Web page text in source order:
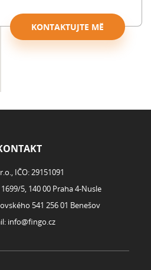
KONTAKTUJTE MĚ
IČO: 29151091
5, 140 00 Praha 4-Nusle
541 256 01 Benešov
info@fingo.cz